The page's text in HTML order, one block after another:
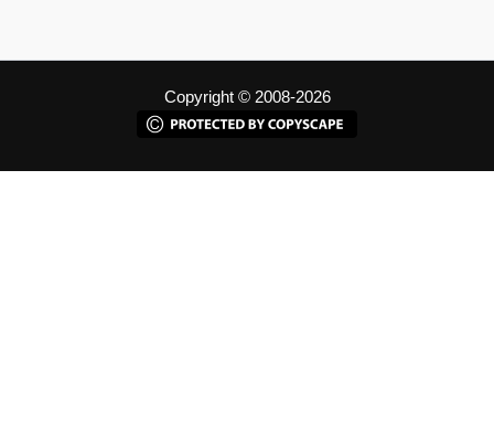
Copyright © 2008-2026